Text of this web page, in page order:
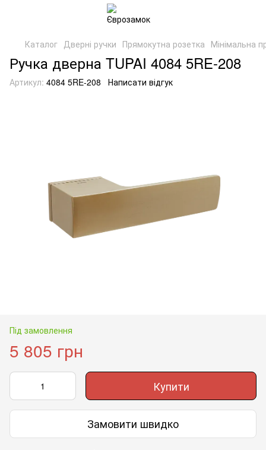
Каталог Дверні ручки Прямокутна розетка Мінімальна
Ручка дверна TUPAI 4084 5RE-208
Артикул: 4084 5RE-208 Написати відгук
Під замовлення
5 805 грн
Купити
Замовити швидко